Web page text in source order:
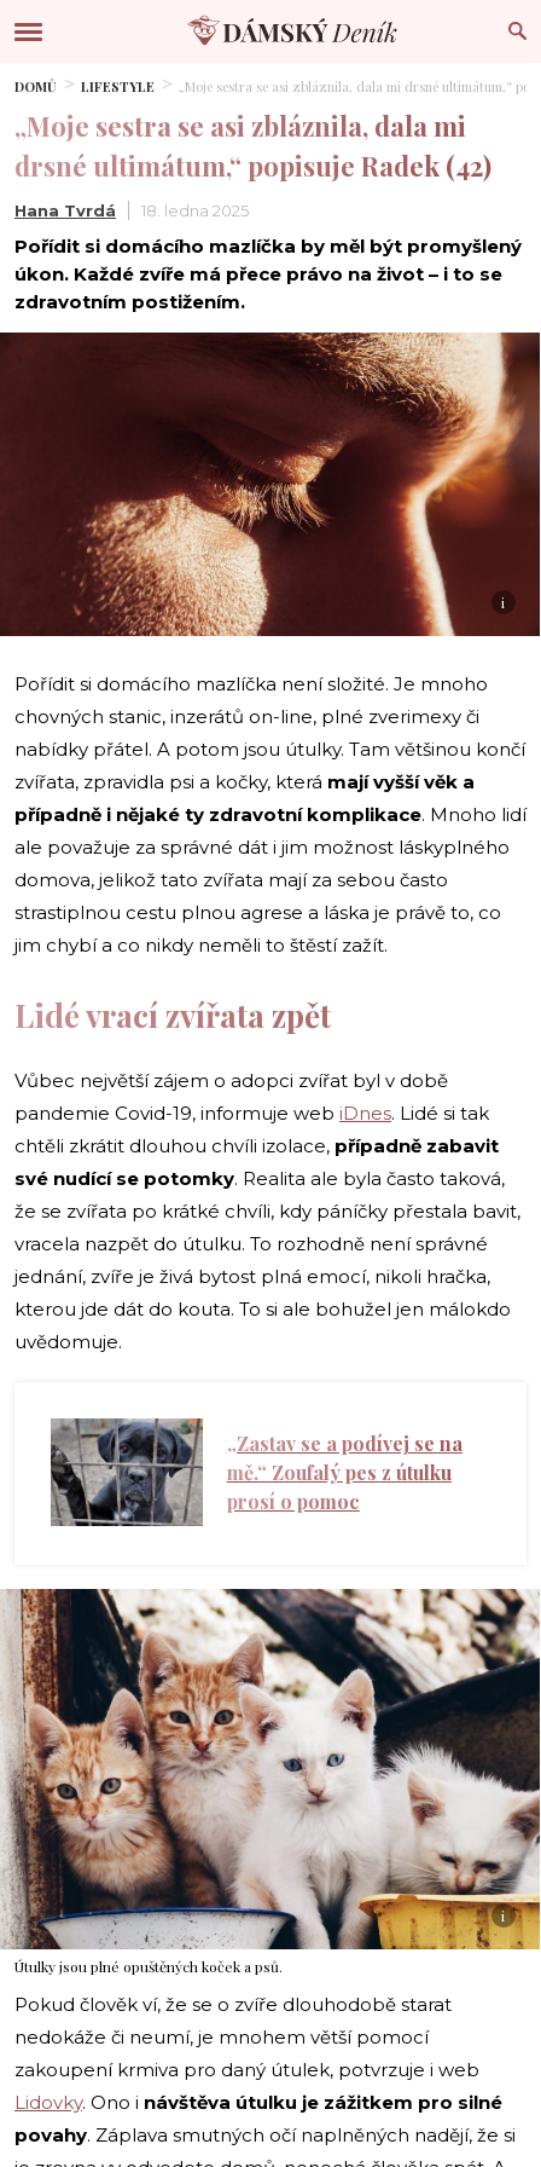
DOMŮ LIFESTYLE „Moje sestra se asi zbláznila, dala mi drsné ultimátum,“
„Moje sestra se asi zbláznila, dala mi
drsné ultimátum,“ popisuje Radek (42)
Hana Tvrdá 18. ledna 2025
Pořídit si domácího mazlíčka by měl být promyšlený
úkon. Každé zvíře má přece právo na život – i to se
zdravotním postižením.
i
Pořídit si domácího mazlíčka není složité. Je mnoho
chovných stanic, inzerátů on-line, plné zverimexy či
nabídky přátel. A potom jsou útulky. Tam většinou končí
zvířata, zpravidla psi a kočky, která mají vyšší věk a
případně i nějaké ty zdravotní komplikace. Mnoho lidí
ale považuje za správné dát i jim možnost láskyplného
domova, jelikož tato zvířata mají za sebou často
strastiplnou cestu plnou agrese a láska je právě to, co
jim chybí a co nikdy neměli to štěstí zažít.
Lidé vrací zvířata zpět
Vůbec největší zájem o adopci zvířat byl v době
pandemie Covid-19, informuje web iDnes. Lidé si tak
chtěli zkrátit dlouhou chvíli izolace, případně zabavit
své nudící se potomky. Realita ale byla často taková,
že se zvířata po krátké chvíli, kdy páníčky přestala bavit,
vracela nazpět do útulku. To rozhodně není správné
jednání, zvíře je živá bytost plná emocí, nikoli hračka,
kterou jde dát do kouta. To si ale bohužel jen málokdo
uvědomuje.
„Zastav se a podívej se na
mě.“ Zoufalý pes z útulku
prosí o pomoc
i
Útulky jsou plné opuštěných koček a psů.
Pokud člověk ví, že se o zvíře dlouhodobě starat
nedokáže či neumí, je mnohem větší pomocí
zakoupení krmiva pro daný útulek, potvrzuje i web
Lidovky. Ono i návštěva útulku je zážitkem pro silné
povahy. Záplava smutných očí naplněných nadějí, že si